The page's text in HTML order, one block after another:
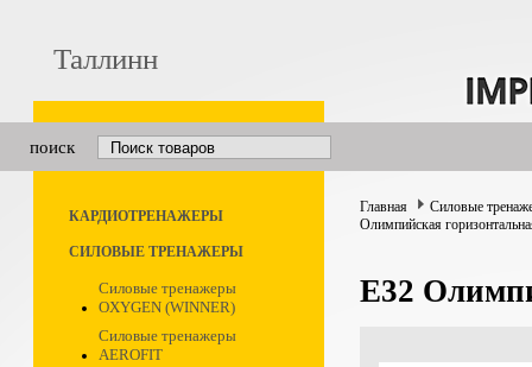
Таллинн
поиск
КАРДИОТРЕНАЖЕРЫ
СИЛОВЫЕ ТРЕНАЖЕРЫ
Силовые тренажеры
OXYGEN (WINNER)
Силовые тренажеры
AEROFIT
Главная
Силовые
Олимпийская
Е32